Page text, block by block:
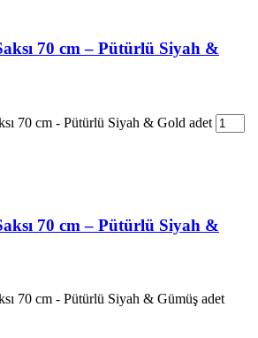
70 cm – Pütürlü Siyah &
70 cm - Pütürlü Siyah & Gold adet
70 cm – Pütürlü Siyah &
70 cm - Pütürlü Siyah & Gümüş adet